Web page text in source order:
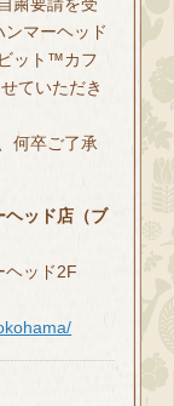
マーヘッド
ット™カフ
ていただき
何卒ご了承
ッド店（ブ
ヘッド2F